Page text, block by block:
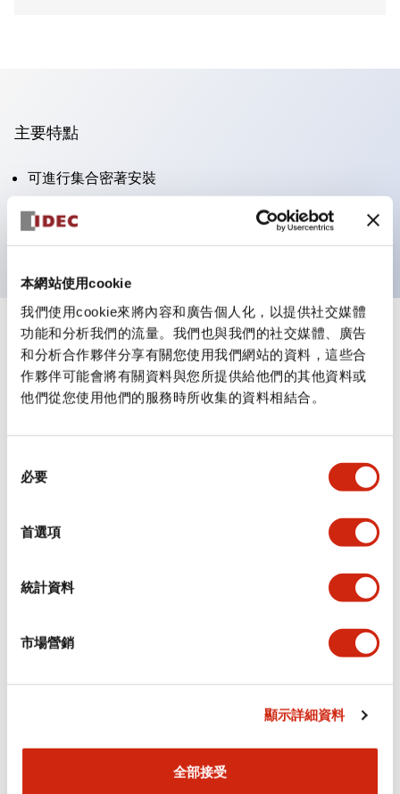
本網站使用cookie
我們使用cookie來將內容和廣告個人化，以提供社交媒體
功能和分析我們的流量。我們也與我們的社交媒體、廣告
和分析合作夥伴分享有關您使用我們網站的資料，這些合
作夥伴可能會將有關資料與您所提供給他們的其他資料或
他們從您使用他們的服務時所收集的資料相結合。
必要
首選項
統計資料
市場營銷
顯示詳細資料
全部接受
主要特點
可進行集合密著安裝
附鎖選擇開關採用高安全性的彈子鎖結構
防護結構為IP65（IEC60529）
規格 顯示全部
審美規範
環境規範
功能規格